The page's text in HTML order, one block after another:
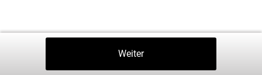
Weiter